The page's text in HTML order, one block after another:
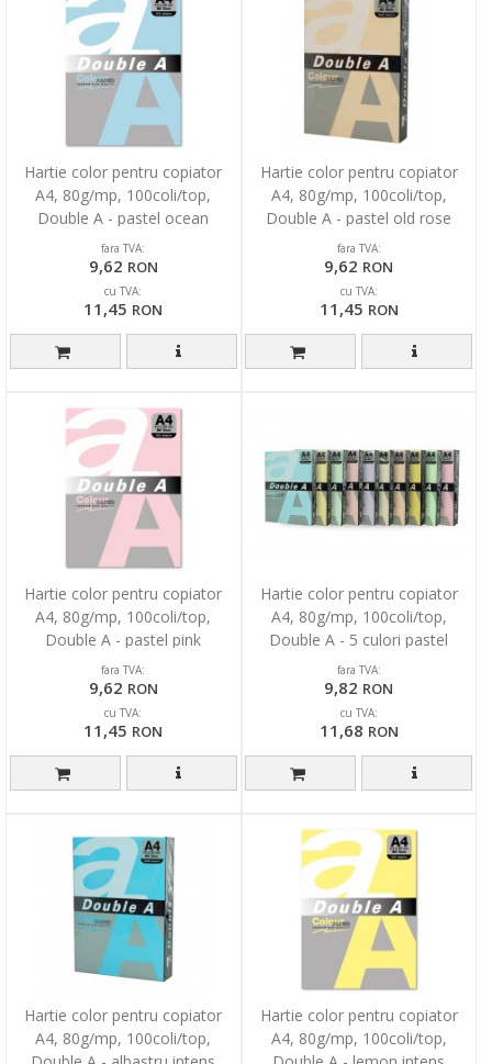
Hartie color pentru copiator
A4, 80g/mp, 100coli/top,
Double A - pastel ocean
fara TVA:
9,62 RON
cu TVA:
11,45 RON
Hartie color pentru copiator
A4, 80g/mp, 100coli/top,
Double A - pastel old rose
fara TVA:
9,62 RON
cu TVA:
11,45 RON
Hartie color pentru copiator
A4, 80g/mp, 100coli/top,
Double A - pastel pink
fara TVA:
9,62 RON
cu TVA:
11,45 RON
Hartie color pentru copiator
A4, 80g/mp, 100coli/top,
Double A - 5 culori pastel
asortate
fara TVA:
9,82 RON
cu TVA:
11,68 RON
Hartie color pentru copiator
A4, 80g/mp, 100coli/top,
Hartie color pentru copiator
A4, 80g/mp, 100coli/top,